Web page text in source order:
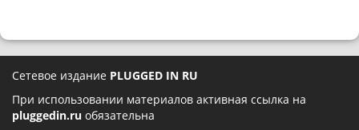
Сетевое издание PLUGGED IN RU
При использовании материалов активная ссылка на
pluggedin.ru обязательна